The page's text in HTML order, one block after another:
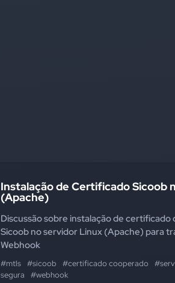
Instalação de Certificado Sicoob
(Apache)
Discussão sobre instalação de
Sicoob no servidor Linux (Apache) para
Webhook
#mtls #sicoob #certificado cooperado
segura
#webhook